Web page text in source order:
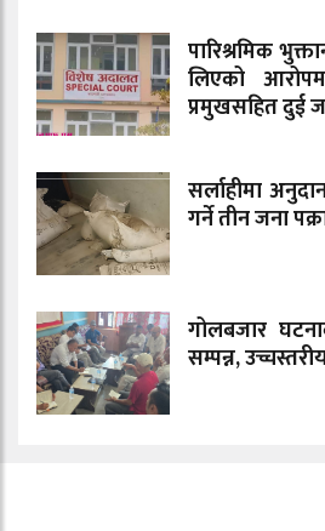
पारिश्रमिक
लिएको
प्रमुखसहित दुई
सर्लाहीमा
गर्ने तीन जना
गोलबजार
सम्पन्न,